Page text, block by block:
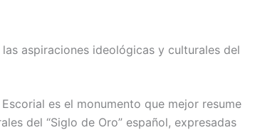
aspiraciones ideológicas y culturales del
es el monumento que mejor resume
del “Siglo de Oro” español, expresadas